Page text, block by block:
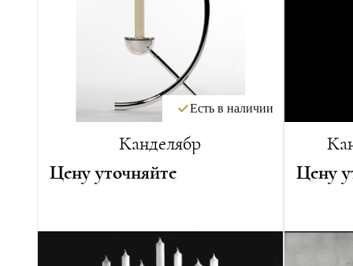
Есть в наличии
Канделябр
Цену уточняйте Цену